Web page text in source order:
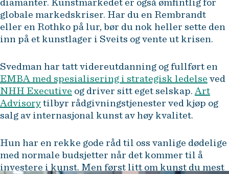
diamanter. Kunstmarkedet er også ømfintlig for
globale markedskriser. Har du en Rembrandt
eller en Rothko på lur, bør du nok heller sette den
inn på et kunstlager i Sveits og vente ut krisen.
Svedman har tatt videreutdanning og fullført en
EMBA med spesialisering i strategisk ledelse ved
NHH Executive og driver sitt eget selskap. Art
Advisory tilbyr rådgivningstjenester ved kjøp og
salg av internasjonal kunst av høy kvalitet.
Hun har en rekke gode råd til oss vanlige dødelige
med normale budsjetter når det kommer til å
investere i kunst. Men først litt om kunst du mest